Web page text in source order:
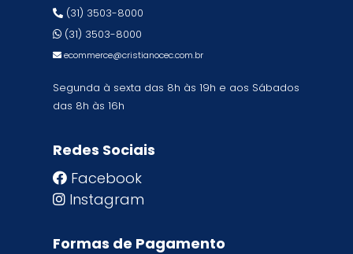
(31) 3503-8000
(31) 3503-8000
ecommerce@cristianocec.com.br
Segunda à sexta das 8h às 19h e aos Sábados
das 8h às 16h
Redes Sociais
Facebook
Instagram
Formas de Pagamento